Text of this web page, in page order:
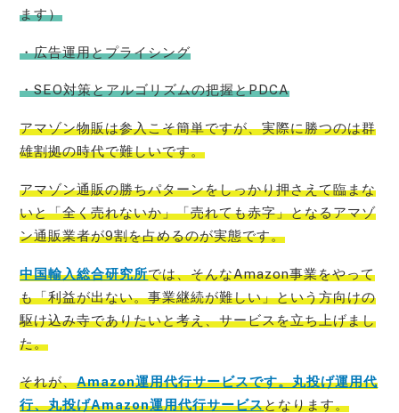
ます）
・広告運用とプライシング
・SEO対策とアルゴリズムの把握とPDCA
アマゾン物販は参入こそ簡単ですが、実際に勝つのは群
雄割拠の時代で難しいです。
アマゾン通販の勝ちパターンをしっかり押さえて臨まな
いと「全く売れないか」「売れても赤字」となるアマゾ
ン通販業者が9割を占めるのが実態です。
中国輸入総合研究所では、そんなAmazon事業をやって
も「利益が出ない。事業継続が難しい」という方向けの
駆け込み寺でありたいと考え、サービスを立ち上げまし
た。
それが、Amazon運用代行サービスです。丸投げ運用代
行、丸投げAmazon運用代行サービスとなります。